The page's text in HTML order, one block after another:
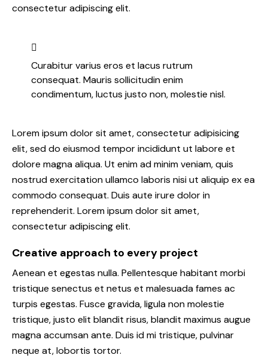
consectetur adipiscing elit.
Curabitur varius eros et lacus rutrum
consequat. Mauris sollicitudin enim
condimentum, luctus justo non, molestie nisl.
Lorem ipsum dolor sit amet, consectetur adipisicing
elit, sed do eiusmod tempor incididunt ut labore et
dolore magna aliqua. Ut enim ad minim veniam, quis
nostrud exercitation ullamco laboris nisi ut aliquip ex ea
commodo consequat. Duis aute irure dolor in
reprehenderit. Lorem ipsum dolor sit amet,
consectetur adipiscing elit.
Creative approach to every project
Aenean et egestas nulla. Pellentesque habitant morbi
tristique senectus et netus et malesuada fames ac
turpis egestas. Fusce gravida, ligula non molestie
tristique, justo elit blandit risus, blandit maximus augue
magna accumsan ante. Duis id mi tristique, pulvinar
neque at, lobortis tortor.